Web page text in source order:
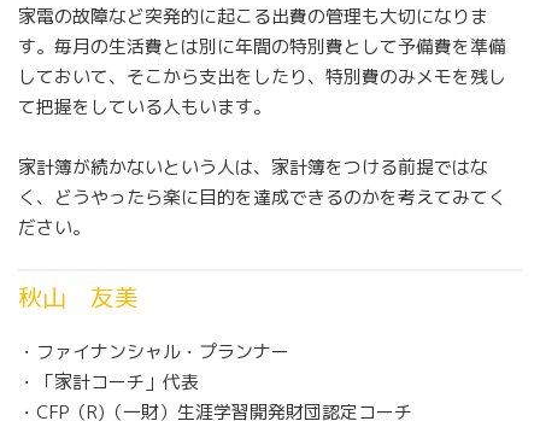
家電の故障など突発的に起こる出費の管理も大切になりま
す。毎月の生活費とは別に年間の特別費として予備費を準備
しておいて、そこから支出をしたり、特別費のみメモを残し
て把握をしている人もいます。
家計簿が続かないという人は、家計簿をつける前提ではな
く、どうやったら楽に目的を達成できるのかを考えてみてく
ださい。
秋山 友美
・ファイナンシャル・プランナー
・「家計コーチ」代表
・CFP（R)（一財）生涯学習開発財団認定コーチ